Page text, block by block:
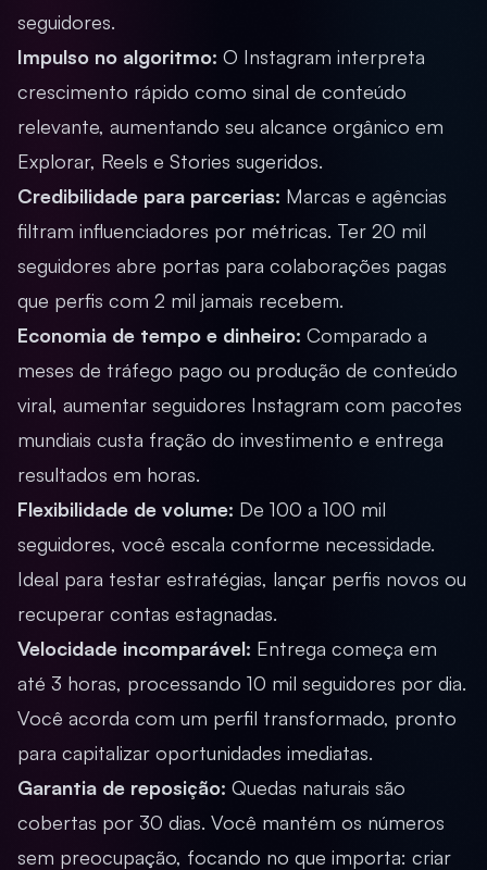
seguidores.
Impulso no algoritmo: O Instagram interpreta
crescimento rápido como sinal de conteúdo
relevante, aumentando seu alcance orgânico em
Explorar, Reels e Stories sugeridos.
Credibilidade para parcerias: Marcas e agências
filtram influenciadores por métricas. Ter 20 mil
seguidores abre portas para colaborações pagas
que perfis com 2 mil jamais recebem.
Economia de tempo e dinheiro: Comparado a
meses de tráfego pago ou produção de conteúdo
viral, aumentar seguidores Instagram com pacotes
mundiais custa fração do investimento e entrega
resultados em horas.
Flexibilidade de volume: De 100 a 100 mil
seguidores, você escala conforme necessidade.
Ideal para testar estratégias, lançar perfis novos ou
recuperar contas estagnadas.
Velocidade incomparável: Entrega começa em
até 3 horas, processando 10 mil seguidores por dia.
Você acorda com um perfil transformado, pronto
para capitalizar oportunidades imediatas.
Garantia de reposição: Quedas naturais são
cobertas por 30 dias. Você mantém os números
sem preocupação, focando no que importa: criar